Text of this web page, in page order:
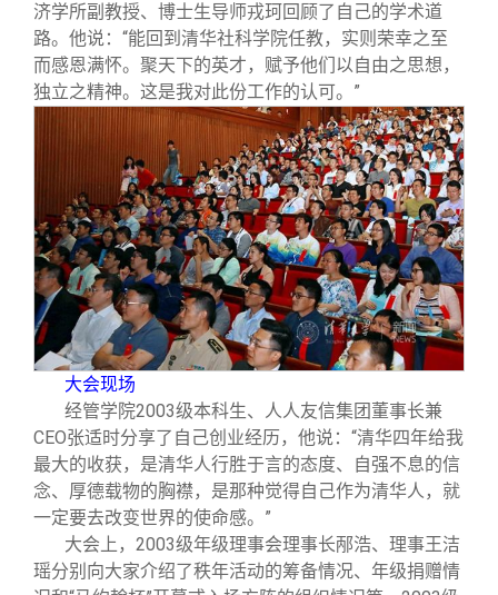
济学所副教授、博士生导师戎珂回顾了自己的学术道
路。他说：“能回到清华社科学院任教，实则荣幸之至
而感恩满怀。聚天下的英才，赋予他们以自由之思想，
独立之精神。这是我对此份工作的认可。”
大会现场
经管学院2003级本科生、人人友信集团董事长兼
CEO张适时分享了自己创业经历，他说：“清华四年给我
最大的收获，是清华人行胜于言的态度、自强不息的信
念、厚德载物的胸襟，是那种觉得自己作为清华人，就
一定要去改变世界的使命感。”
大会上， 2003级年级理事会理事长邴浩、理事王洁
瑶分别向大家介绍了秩年活动的筹备情况、年级捐赠情